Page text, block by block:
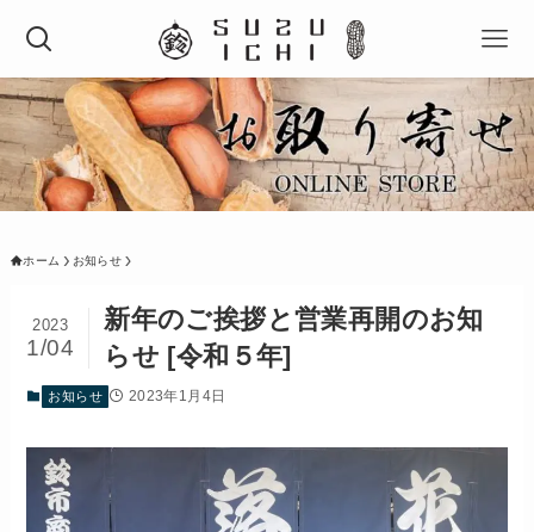
ホーム お知らせ
新年のご挨拶と営業再開のお知
らせ [令和５年]
2023
1/04
お知らせ 2023年1月4日